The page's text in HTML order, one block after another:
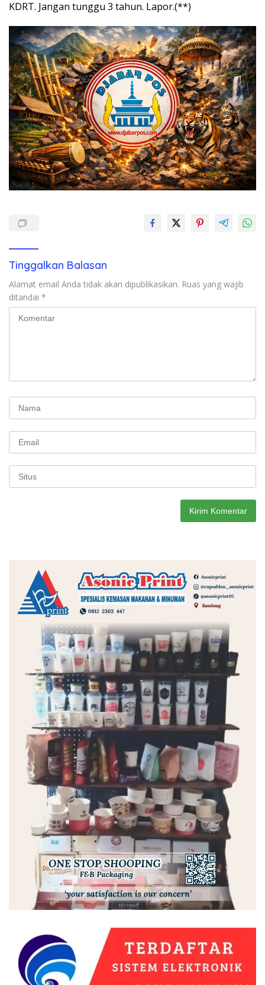
KDRT. Jangan tunggu 3 tahun. Lapor.(**)
Tinggalkan Balasan
Alamat email Anda tidak akan dipublikasikan. Ruas yang wajib
ditandai *